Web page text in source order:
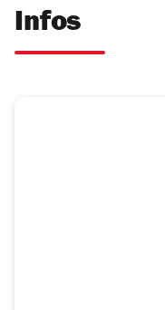
Infos